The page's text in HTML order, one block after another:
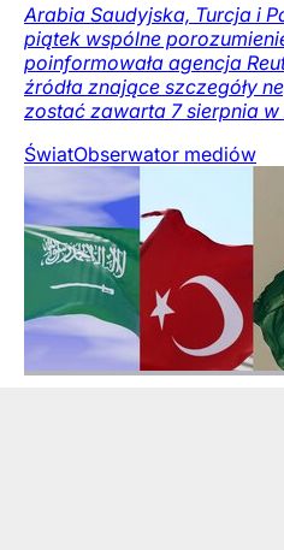
Arabia Saudyjska, Turcja i
piątek wspólne
poinformowała agencja
źródła znające szczegóły
zostać zawarta 7 sierpnia w
ŚwiatObserwator mediów